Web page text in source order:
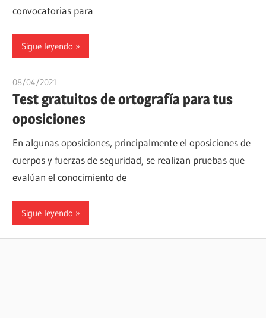
convocatorias para
Sigue leyendo
08/04/2021
Test gratuitos de ortografía para tus
oposiciones
En algunas oposiciones, principalmente el oposiciones de
cuerpos y fuerzas de seguridad, se realizan pruebas que
evalúan el conocimiento de
Sigue leyendo